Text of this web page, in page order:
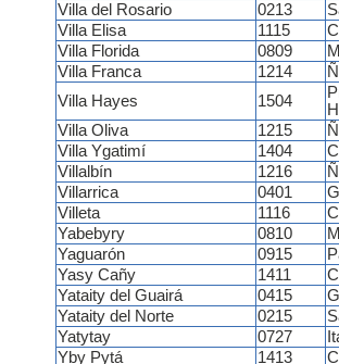
Villa del Rosario
0213
Villa Elisa
1115
Villa Florida
0809
Villa Franca
1214
Villa Hayes
1504
Villa Oliva
1215
Villa Ygatimí
1404
Villalbín
1216
Villarrica
0401
Villeta
1116
Yabebyry
0810
Yaguarón
0915
Yasy Cañy
1411
Yataity del Guairá
0415
Yataity del Norte
0215
Yatytay
0727
Yby Pytá
1413